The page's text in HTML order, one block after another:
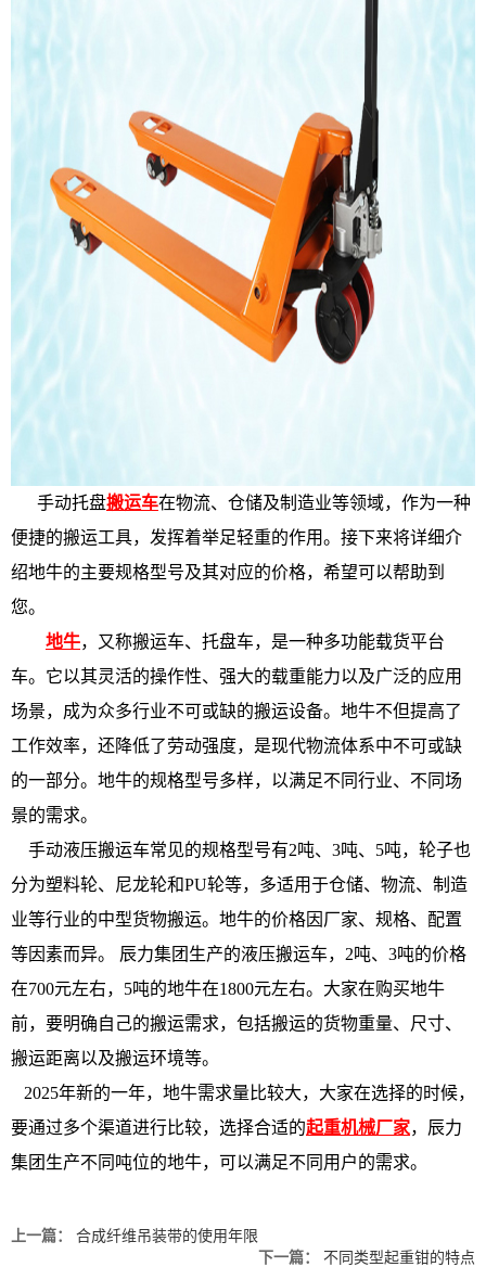
手动托盘搬运车在物流、仓储及制造业等领域，作为一种
便捷的搬运工具，发挥着举足轻重的作用。接下来将详细介
绍地牛的主要规格型号及其对应的价格，希望可以帮助到
您。
地牛，又称搬运车、托盘车，是一种多功能载货平台
车。它以其灵活的操作性、强大的载重能力以及广泛的应用
场景，成为众多行业不可或缺的搬运设备。地牛不但提高了
工作效率，还降低了劳动强度，是现代物流体系中不可或缺
的一部分。地牛的规格型号多样，以满足不同行业、不同场
景的需求。
手动液压搬运车常见的规格型号有2吨、3吨、5吨，轮子也
分为塑料轮、尼龙轮和PU轮等，多适用于仓储、物流、制造
业等行业的中型货物搬运。地牛的价格因厂家、规格、配置
等因素而异。 辰力集团生产的液压搬运车，2吨、3吨的价格
在700元左右，5吨的地牛在1800元左右。大家在购买地牛
前，要明确自己的搬运需求，包括搬运的货物重量、尺寸、
搬运距离以及搬运环境等。
2025年新的一年，地牛需求量比较大，大家在选择的时候，
要通过多个渠道进行比较，选择合适的起重机械厂家，辰力
集团生产不同吨位的地牛，可以满足不同用户的需求。
上一篇：
合成纤维吊装带的使用年限
下一篇：
不同类型起重钳的特点